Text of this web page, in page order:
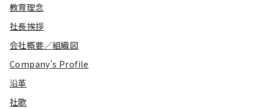
教育理念
社長挨拶
会社概要／組織図
Company’s Profile
沿革
社歌